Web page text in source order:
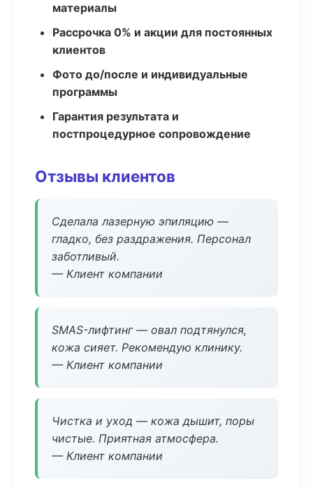
материалы
Рассрочка 0% и акции для постоянных
клиентов
Фото до/после и индивидуальные
программы
Гарантия результата и
постпроцедурное сопровождение
Отзывы клиентов
Сделала лазерную эпиляцию —
гладко, без раздражения. Персонал
заботливый.
— Клиент компании
SMAS-лифтинг — овал подтянулся,
кожа сияет. Рекомендую клинику.
— Клиент компании
Чистка и уход — кожа дышит, поры
чистые. Приятная атмосфера.
— Клиент компании